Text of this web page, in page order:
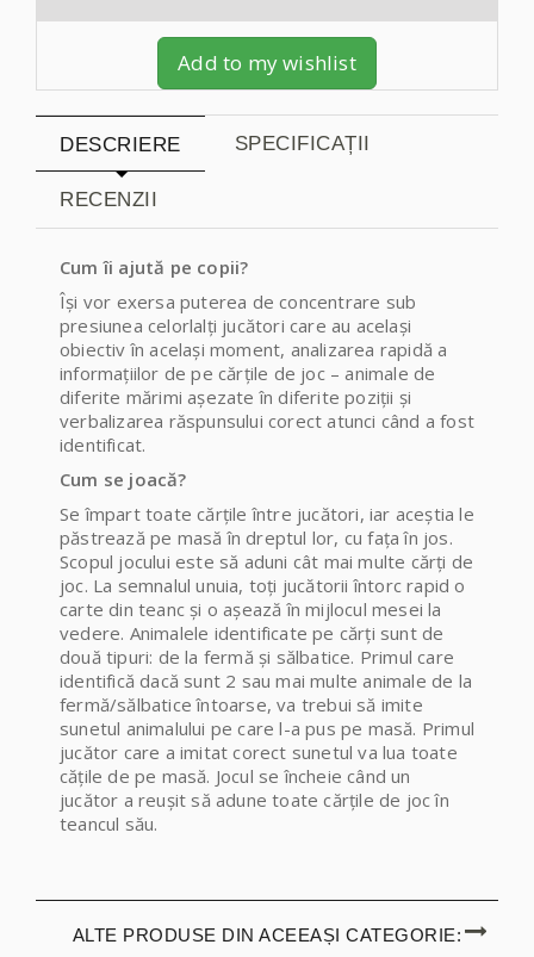
Add to my wishlist
DESCRIERE SPECIFICAȚII
RECENZII
Cum îi ajută pe copii?
Își vor exersa puterea de concentrare sub
presiunea celorlalți jucători care au același
obiectiv în același moment, analizarea rapidă a
informațiilor de pe cărțile de joc – animale de
diferite mărimi așezate în diferite poziții și
verbalizarea răspunsului corect atunci când a fost
identificat.
Cum se joacă?
Se împart toate cărțile între jucători, iar aceștia le
păstrează pe masă în dreptul lor, cu fața în jos.
Scopul jocului este să aduni cât mai multe cărți de
joc. La semnalul unuia, toți jucătorii întorc rapid o
carte din teanc și o așează în mijlocul mesei la
vedere. Animalele identificate pe cărți sunt de
două tipuri: de la fermă și sălbatice. Primul care
identifică dacă sunt 2 sau mai multe animale de la
fermă/sălbatice întoarse, va trebui să imite
sunetul animalului pe care l-a pus pe masă. Primul
jucător care a imitat corect sunetul va lua toate
cățile de pe masă. Jocul se încheie când un
jucător a reușit să adune toate cărțile de joc în
teancul său.
ALTE PRODUSE DIN ACEEAȘI CATEGORIE: